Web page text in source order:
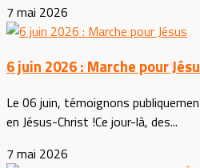
7 mai 2026
6 juin 2026 : Marche pour
Le 06 juin, témoignons
en Jésus-Christ !Ce jour-là, des...
7 mai 2026